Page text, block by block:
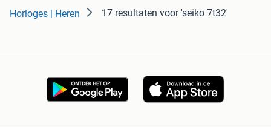
Horloges | Heren 17 resultaten voor 'seiko 7t32'